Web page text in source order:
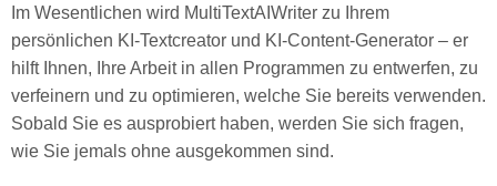
Im Wesentlichen wird MultiTextAIWriter zu Ihrem
persönlichen KI-Textcreator und KI-Content-Generator – er
hilft Ihnen, Ihre Arbeit in allen Programmen zu entwerfen, zu
verfeinern und zu optimieren, welche Sie bereits verwenden.
Sobald Sie es ausprobiert haben, werden Sie sich fragen,
wie Sie jemals ohne ausgekommen sind.